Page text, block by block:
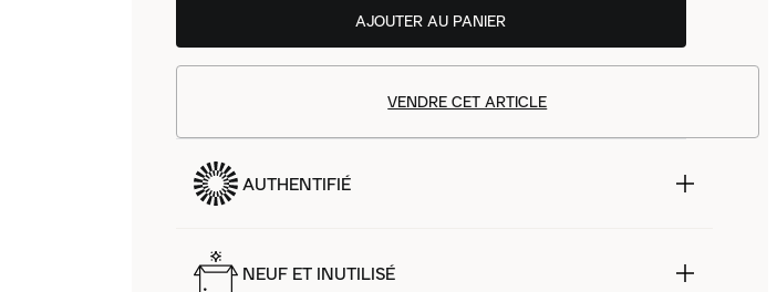
AJOUTER AU PANIER
VENDRE CET ARTICLE
AUTHENTIFIÉ
NEUF ET INUTILISÉ